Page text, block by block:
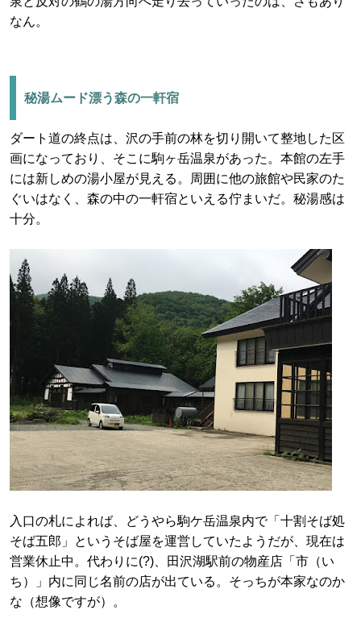
なん。
秘湯ムード漂う森の一軒宿
ダート道の終点は、沢の手前の林を切り開いて整地した区
画になっており、そこに駒ヶ岳温泉があった。本館の左手
には新しめの湯小屋が見える。周囲に他の旅館や民家のた
ぐいはなく、森の中の一軒宿といえる佇まいだ。秘湯感は
十分。
入口の札によれば、どうやら駒ケ岳温泉内で「十割そば処
そば五郎」というそば屋を運営していたようだが、現在は
営業休止中。代わりに(?)、田沢湖駅前の物産店「市（い
ち）」内に同じ名前の店が出ている。そっちが本家なのか
な（想像ですが）。